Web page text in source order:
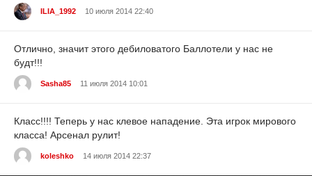
ILIA_1992 10 июля 2014 22:40
Отлично, значит этого дебиловатого Баллотели у нас не
будт!!!
Sasha85 11 июля 2014 10:01
Класс!!!! Теперь у нас клевое нападение. Эта игрок мирового
класса! Арсенал рулит!
koleshko 14 июля 2014 22:37